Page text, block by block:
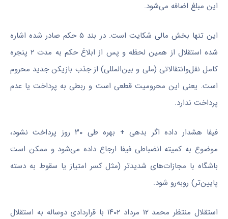
این مبلغ اضافه می‌شود.
این تنها بخش مالی شکایت است. در بند ۵ حکم صادر شده اشاره
شده استقلال از همین لحظه و پس از ابلاغ حکم به مدت ۲ پنجره
کامل نقل‌وانتقالاتی (ملی و بین‌المللی) از جذب بازیکن جدید محروم
است. یعنی این محرومیت قطعی است و ربطی به پرداخت یا عدم
پرداخت ندارد.
فیفا هشدار داده اگر بدهی + بهره طی ۳۰ روز پرداخت نشود،
موضوع به کمیته انضباطی فیفا ارجاع داده می‌شود و ممکن است
باشگاه با مجازات‌های شدیدتر (مثل کسر امتیاز یا سقوط به دسته
پایین‌تر) روبه‌رو شود.
استقلال منتظر محمد ۱۲ مرداد ۱۴۰۲ با قراردادی دوساله به استقلال